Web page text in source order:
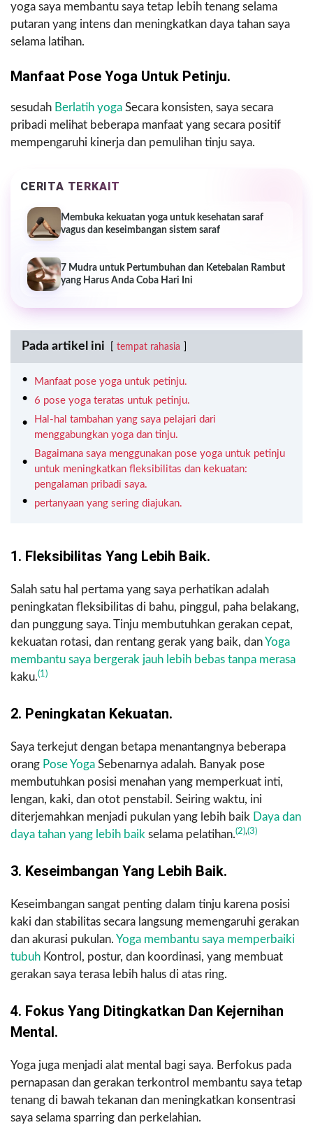
yoga saya membantu saya tetap lebih tenang selama
putaran yang intens dan meningkatkan daya tahan saya
selama latihan.
Manfaat Pose Yoga Untuk Petinju.
sesudah Berlatih yoga Secara konsisten, saya secara
pribadi melihat beberapa manfaat yang secara positif
mempengaruhi kinerja dan pemulihan tinju saya.
CERITA TERKAIT
Membuka kekuatan yoga untuk kesehatan saraf
vagus dan keseimbangan sistem saraf
7 Mudra untuk Pertumbuhan dan Ketebalan Rambut
yang Harus Anda Coba Hari Ini
Pada artikel ini tempat rahasia
Manfaat pose yoga untuk petinju.
6 pose yoga teratas untuk petinju.
Hal-hal tambahan yang saya pelajari dari
menggabungkan yoga dan tinju.
Bagaimana saya menggunakan pose yoga untuk petinju
untuk meningkatkan fleksibilitas dan kekuatan:
pengalaman pribadi saya.
pertanyaan yang sering diajukan.
1. Fleksibilitas Yang Lebih Baik.
Salah satu hal pertama yang saya perhatikan adalah
peningkatan fleksibilitas di bahu, pinggul, paha belakang,
dan punggung saya. Tinju membutuhkan gerakan cepat,
kekuatan rotasi, dan rentang gerak yang baik, danYoga
membantu saya bergerak jauh lebih bebas tanpa merasa
kaku.(1)
2. Peningkatan Kekuatan.
Saya terkejut dengan betapa menantangnya beberapa
orang Pose Yoga Sebenarnya adalah. Banyak pose
membutuhkan posisi menahan yang memperkuat inti,
lengan, kaki, dan otot penstabil. Seiring waktu, ini
diterjemahkan menjadi pukulan yang lebih baik Daya dan
daya tahan yang lebih baik selama pelatihan.(2),(3)
3. Keseimbangan Yang Lebih Baik.
Keseimbangan sangat penting dalam tinju karena posisi
kaki dan stabilitas secara langsung memengaruhi gerakan
dan akurasi pukulan. Yoga membantu saya memperbaiki
tubuh Kontrol, postur, dan koordinasi, yang membuat
gerakan saya terasa lebih halus di atas ring.
4. Fokus Yang Ditingkatkan Dan Kejernihan
Mental.
Yoga juga menjadi alat mental bagi saya. Berfokus pada
pernapasan dan gerakan terkontrol membantu saya tetap
tenang di bawah tekanan dan meningkatkan konsentrasi
saya selama sparring dan perkelahian.